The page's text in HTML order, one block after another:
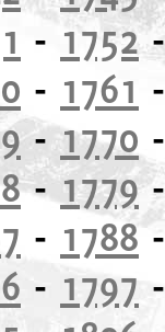
- 1752
- 1761
-1770
-1779
- 1788
- 1797